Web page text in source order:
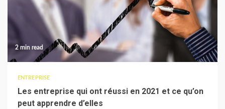
2 min read
ENTREPRISE
Les entreprise qui ont réussi en 2021 et ce qu’on
peut apprendre d’elles